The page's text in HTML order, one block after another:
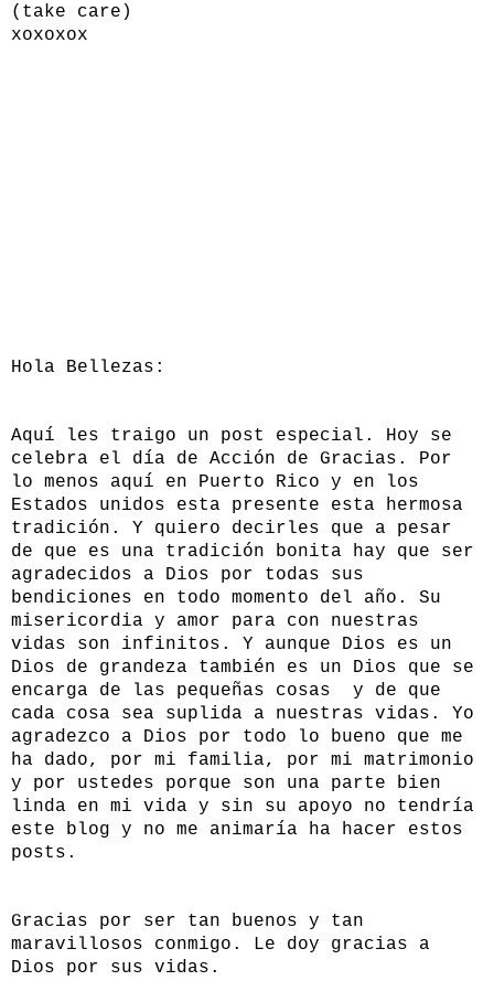
(take care)
xoxoxox
Hola Bellezas:
Aquí les traigo un post especial. Hoy se
celebra el día de Acción de Gracias. Por
lo menos aquí en Puerto Rico y en los
Estados unidos esta presente esta hermosa
tradición. Y quiero decirles que a pesar
de que es una tradición bonita hay que ser
agradecidos a Dios por todas sus
bendiciones en todo momento del año. Su
misericordia y amor para con nuestras
vidas son infinitos. Y aunque Dios es un
Dios de grandeza también es un Dios que se
encarga de las pequeñas cosas y de que
cada cosa sea suplida a nuestras vidas. Yo
agradezco a Dios por todo lo bueno que me
ha dado, por mi familia, por mi matrimonio
y por ustedes porque son una parte bien
linda en mi vida y sin su apoyo no tendría
este blog y no me animaría ha hacer estos
posts.
Gracias por ser tan buenos y tan
maravillosos conmigo. Le doy gracias a
Dios por sus vidas.